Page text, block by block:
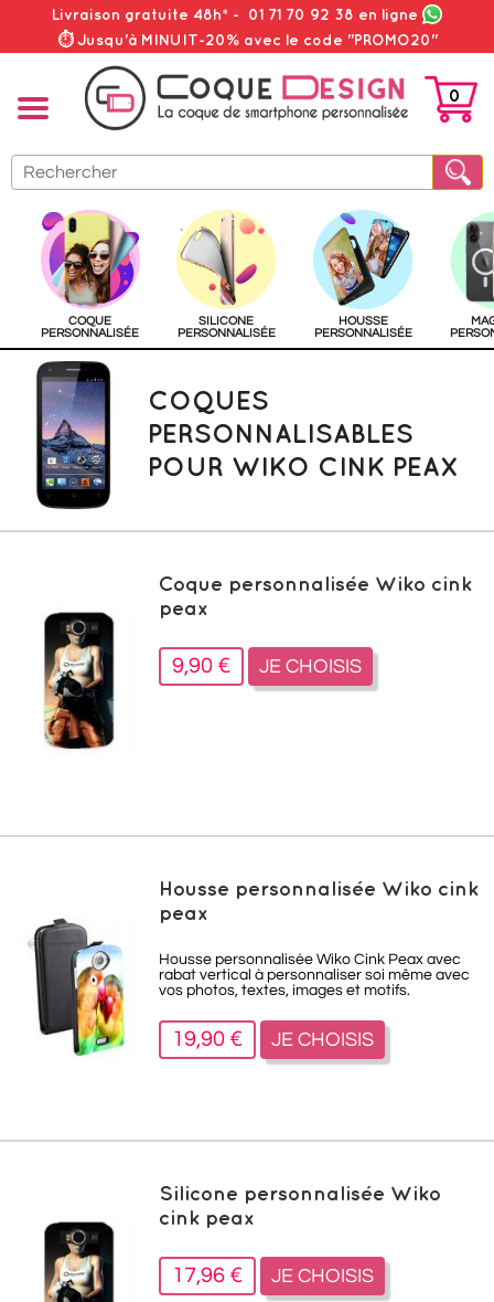
Livraison gratuite 48h* - 01 71 70 92 38 en ligne
⏱ Jusqu'à MINUIT-20% avec le code "PROMO20"
PANIER
0
COQUE
PERSONNALISÉE
SILICONE
PERSONNALISÉE
HOUSSE
PERSONNALISÉE
COQUES
PERSONNALISABLES
POUR WIKO CINK PEAX
Coque personnalisée Wiko cink
peax
9,90 € JE CHOISIS
Housse personnalisée Wiko cink
peax
Housse personnalisée Wiko Cink Peax avec
rabat vertical à personnaliser soi même avec
vos photos, textes, images et motifs.
19,90 € JE CHOISIS
Silicone personnalisée Wiko
cink peax
17,96 € JE CHOISIS